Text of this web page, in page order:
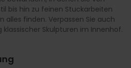
bis hin zu feinen Stuckarbeiten
alles finden. Verpassen Sie auch
Skulpturen im Innenhof.